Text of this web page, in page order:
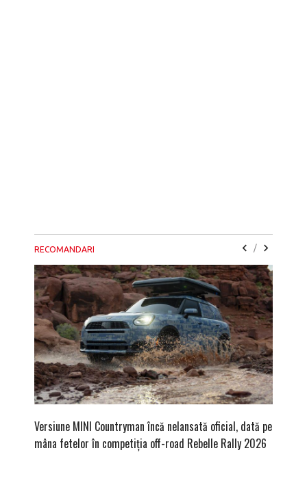
RECOMANDARI /
Versiune MINI Countryman încă nelansată oficial, dată pe
mâna fetelor în competiția off-road Rebelle Rally 2026